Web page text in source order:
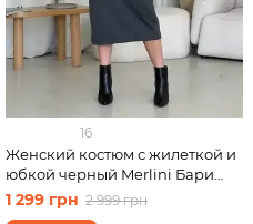
16
Женский костюм с жилеткой и
юбкой черный Merlini Бари
100001241 размер 42-44 (S-M)
1 299 грн 2 999 грн